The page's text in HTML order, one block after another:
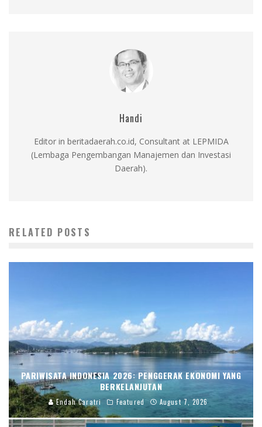
Handi
Editor in beritadaerah.co.id, Consultant at LEPMIDA
(Lembaga Pengembangan Manajemen dan Investasi
Daerah).
RELATED POSTS
PARIWISATA INDONESIA 2026: PENGGERAK EKONOMI YANG
BERKELANJUTAN
Endah Caratri Featured August 7, 2026